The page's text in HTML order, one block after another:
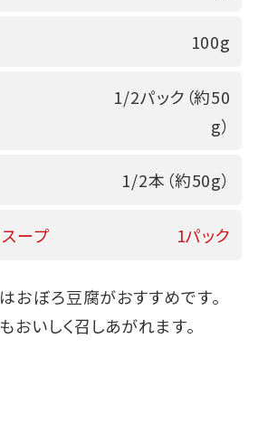
100g
1/2パック（約50
g）
1/2本（約50g）
ープ 1パック
おぼろ豆腐がおすすめです。
いしく召しあがれます。